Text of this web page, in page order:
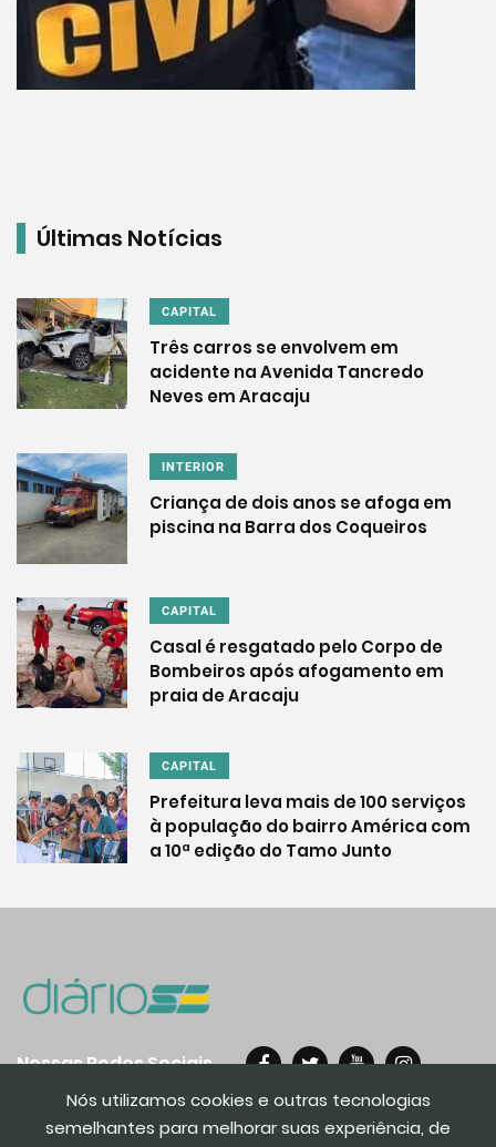
Últimas Notícias
CAPITAL
Três carros se envolvem em
acidente na Avenida Tancredo
Neves em Aracaju
INTERIOR
Criança de dois anos se afoga em
piscina na Barra dos Coqueiros
CAPITAL
Casal é resgatado pelo Corpo de
Bombeiros após afogamento em
praia de Aracaju
CAPITAL
Prefeitura leva mais de 100 serviços
à população do bairro América com
a 10ª edição do Tamo Junto
Nós utilizamos cookies e outras tecnologias
semelhantes para melhorar suas experiência, de
Nossas Redes Sociais